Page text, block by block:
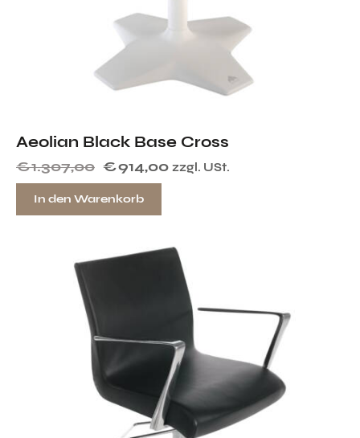
Aeolian Black Base Cross
€1.307,00 €914,00 zzgl. USt.
In den Warenkorb